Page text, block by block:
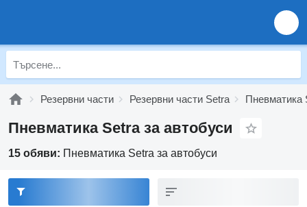
Резервни части Резервни части Setra Пневматика
Пневматика Setra за автобуси
15 обяви: Пневматика Setra за автобуси